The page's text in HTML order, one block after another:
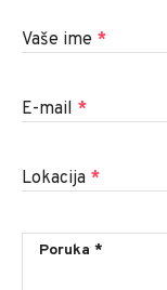
Vaše ime *
E-mail *
Lokacija *